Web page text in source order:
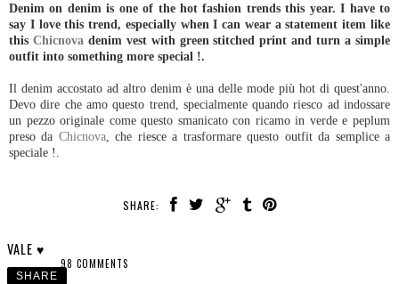
Denim on denim is one of the hot fashion trends this year. I have to
say I love this trend, especially when I can wear a statement item like
this Chicnova denim vest with green stitched print and turn a simple
outfit into something more special !.
Il denim accostato ad altro denim è una delle mode più hot di quest'anno.
Devo dire che amo questo trend, specialmente quando riesco ad indossare
un pezzo originale come questo smanicato con ricamo in verde e peplum
preso da Chicnova, che riesce a trasformare questo outfit da semplice a
speciale !.
SHARE:
VALE ♥
98 COMMENTS
SHARE